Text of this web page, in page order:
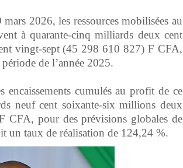
2026, les ressources mobilisées au
à quarante-cinq milliards deux cent
vingt-sept (45 298 610 827) F CFA,
de l’année 2025.
cumulés au profit de ce
neuf cent soixante-six millions deux
CFA, pour des prévisions globales de
un taux de réalisation de 124,24 %.